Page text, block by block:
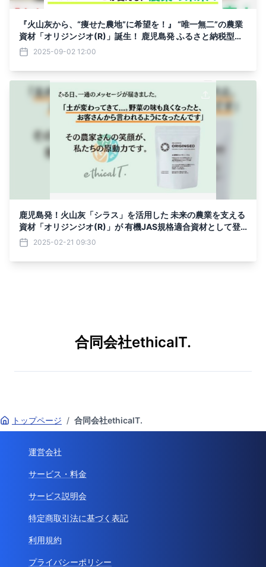
『火山灰から、“痩せた農地”に希望を！』 “唯一無二”の農業
資材「オリジンジオ(R)」誕生！ 鹿児島発 ふるさと納税型プ
ロジェクトで未来を耕す挑戦がスタート
2025-09-02 12:00
鹿児島発！火山灰「シラス」を活用した 未来の農業を支える
資材「オリジンジオ(R)」が 有機JAS規格適合資材として登
録認定2025-02-21 09:30
合同会社ethicalT.
トップページ / 合同会社ethicalT.
運営会社
サービス・料金
サービス説明会
特定商取引法に基づく表記
利用規約
プライバシーポリシー